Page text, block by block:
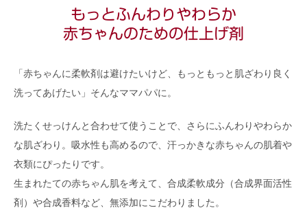
もっとふんわりやわらか
赤ちゃんのための仕上げ剤
「赤ちゃんに柔軟剤は避けたいけど、もっともっと肌ざわり良く
洗ってあげたい」そんなママパパに。
洗たくせっけんと合わせて使うことで、さらにふんわりやわらか
な肌ざわり。吸水性も高めるので、汗っかきな赤ちゃんの肌着や
衣類にぴったりです。
生まれたての赤ちゃん肌を考えて、合成柔軟成分（合成界面活性
剤）や合成香料など、無添加にこだわりました。